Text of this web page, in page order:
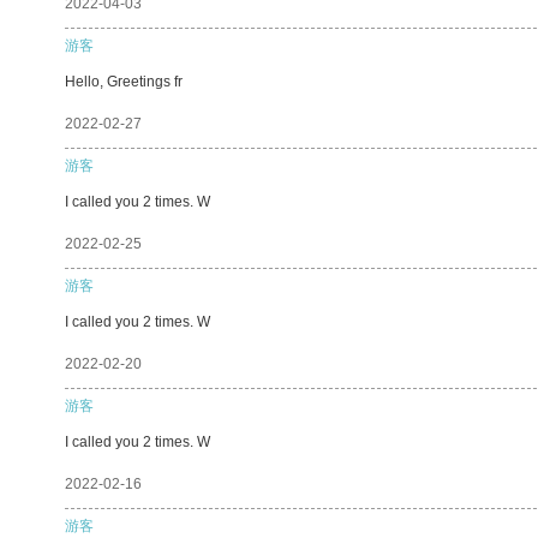
2022-04-03
游客
Hello, Greetings fr
2022-02-27
游客
I called you 2 times. W
2022-02-25
游客
I called you 2 times. W
2022-02-20
游客
I called you 2 times. W
2022-02-16
游客